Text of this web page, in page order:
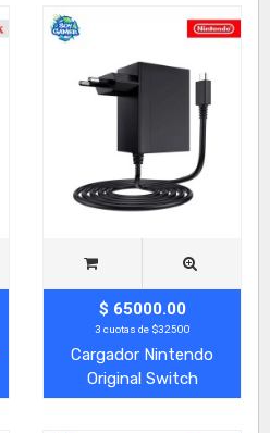
$ 65000.00
3 cuotas de $32500
Cargador Nintendo
Original Switch